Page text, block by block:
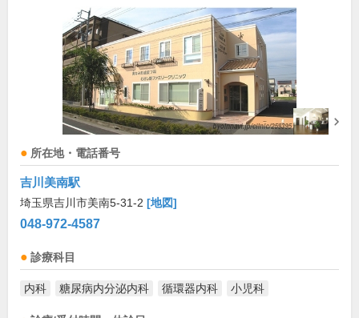
所在地・電話番号
吉川美南駅
埼玉県吉川市美南5-31-2 [地図]
048-972-4587
診療科目
内科 糖尿病内分泌内科 循環器内科 小児科